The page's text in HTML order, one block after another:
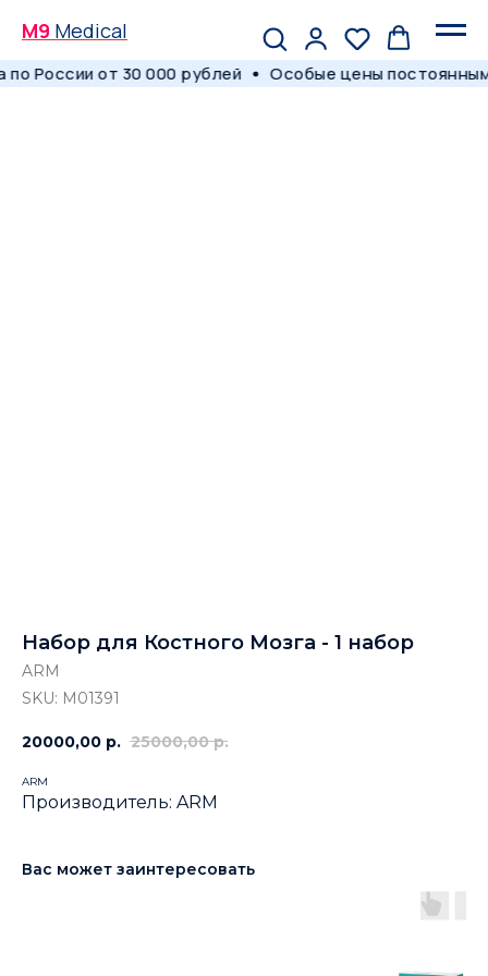
M9 Medical
России от 30 000 рублей Особые цены
Набор для Костного Мозга - 1 набор
ARM
SKU: M01391
20000,00 р. 25000,00 р.
ARM
Производитель: ARM
Вас может заинтересовать